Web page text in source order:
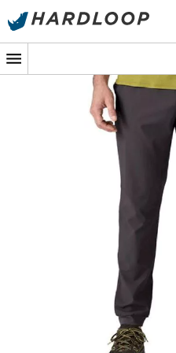
Promos d'été 🔥 -5 %
Courez vers
légèreté !
Prêt à arpenter les sentiers
footing en pleine nature ? Le
Terrebonne Joggers
est
homme
légèreté
durabilité
les sentiers de montagne
et son tissu
mélange
, ce pantalon
vous permettant
genoux préformés
flexibilité